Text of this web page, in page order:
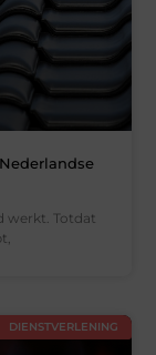
werkt. Totdat
DIENSTVERLENING